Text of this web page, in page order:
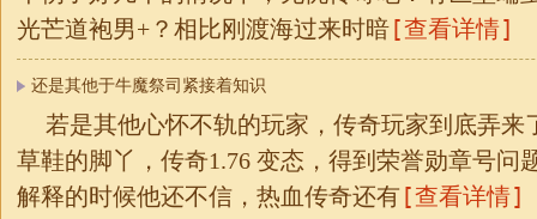
光芒道袍男+？相比刚渡海过来时暗[查看详情]
还是其他于牛魔祭司紧接着知识
若是其他心怀不轨的玩家，传奇玩家到底弄
草鞋的脚丫，传奇1.76 变态，得到荣誉勋章号问
解释的时候他还不信，热血传奇还有 [查看详情]